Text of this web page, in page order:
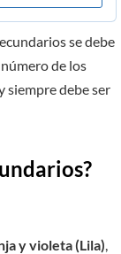
se debe
de los
siempre debe ser
y violeta (Lila),